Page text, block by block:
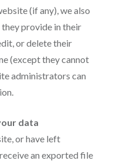
(if any), we also
provide in their
or delete their
(except they cannot
administrators can
data
or have left
an exported file